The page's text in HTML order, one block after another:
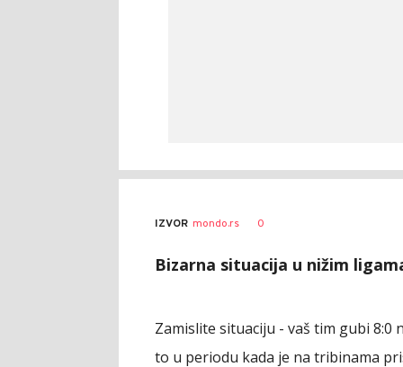
IZVOR mondo.rs 0
Bizarna situacija u nižim
Zamislite situaciju - vaš tim gubi 8:0
to u periodu kada je na tribinama